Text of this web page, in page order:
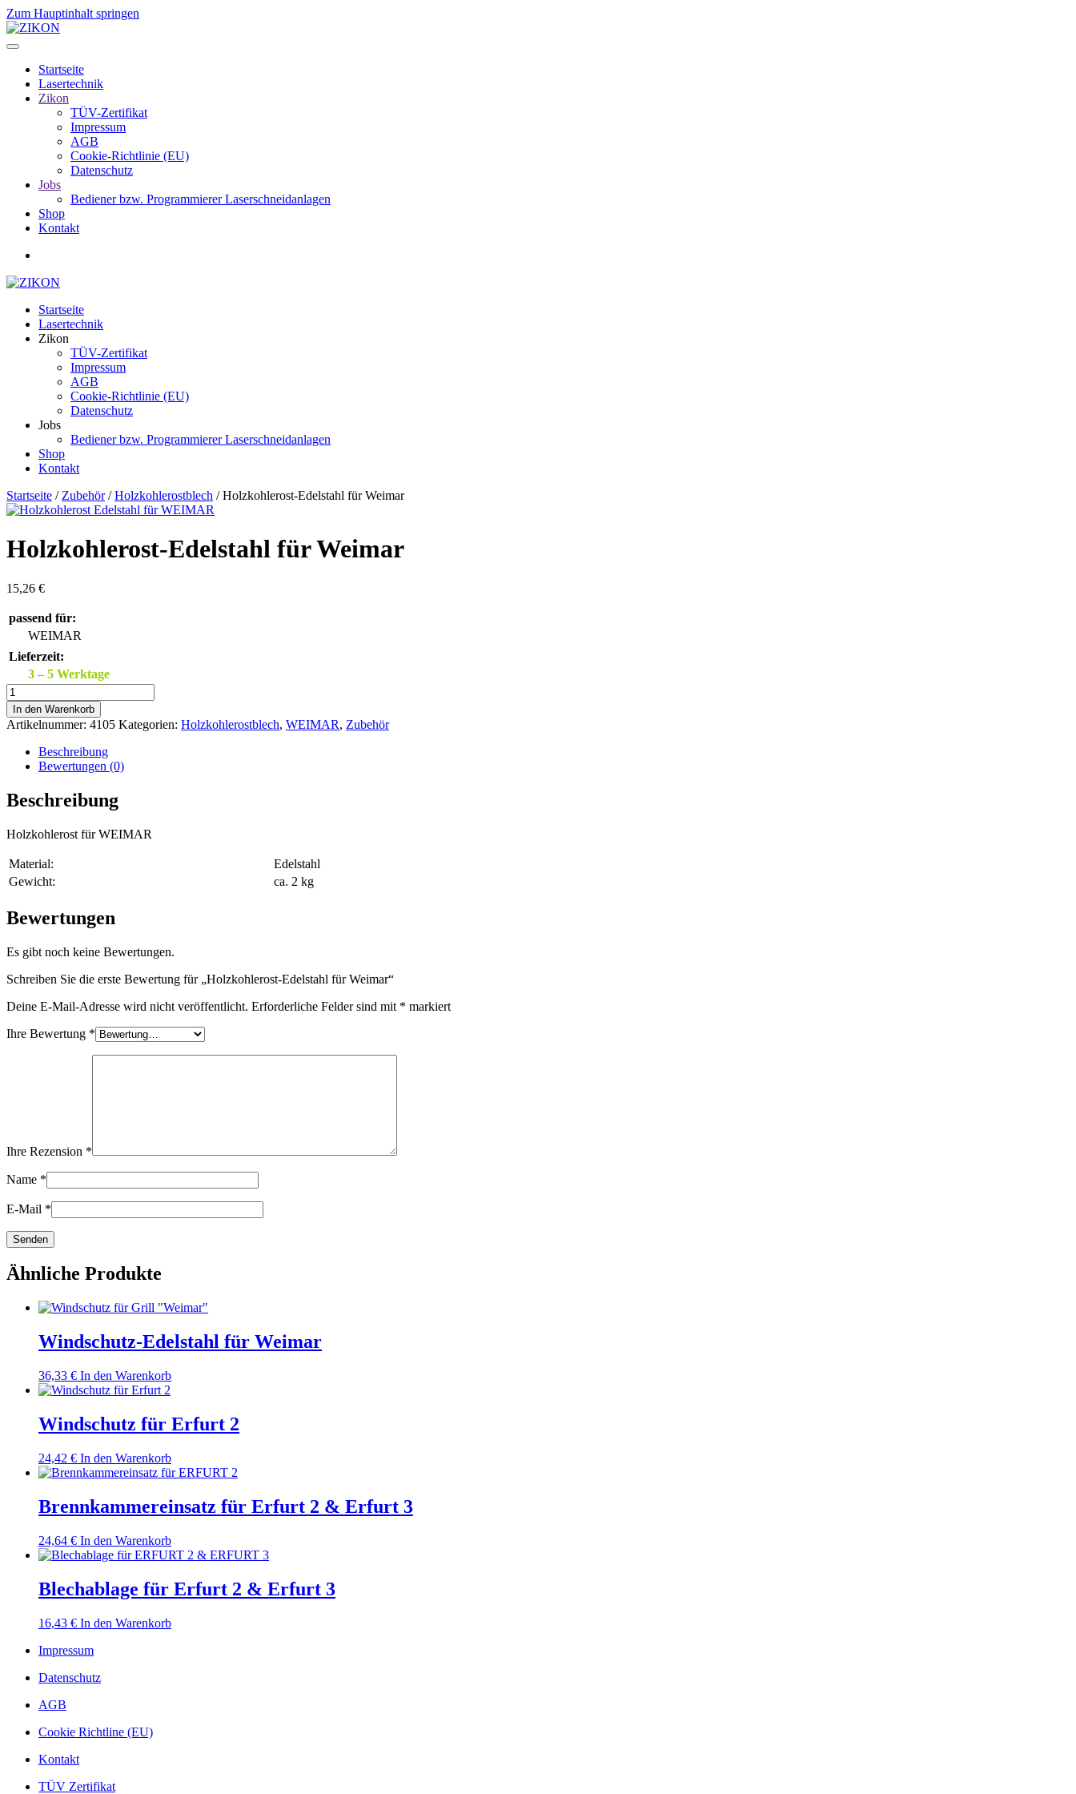
Zum Hauptinhalt springen
Startseite
Lasertechnik
Zikon
TÜV-Zertifikat
Impressum
AGB
Cookie-Richtlinie (EU)
Datenschutz
Jobs
Bediener bzw. Programmierer Laserschneidanlagen
Shop
Kontakt
Startseite
Lasertechnik
Zikon
TÜV-Zertifikat
Impressum
AGB
Cookie-Richtlinie (EU)
Datenschutz
Jobs
Bediener bzw. Programmierer Laserschneidanlagen
Shop
Kontakt
Startseite / Zubehör/Holzkohlerostblech / Holzkohlerost-Edelstahl für Weimar
Holzkohlerost-Edelstahl für Weimar
15,26 €
passend für:
WEIMAR
Lieferzeit:
3 – 5 Werktage
Holzkohlerost-
Edelstahl
für
Weimar
Menge
In den Warenkorb
Artikelnummer: 4105 Kategorien: Holzkohlerostblech, WEIMAR, Zubehör
Beschreibung
Bewertungen (0)
Beschreibung
Holzkohlerost für WEIMAR
Material:
Edelstahl
Gewicht:
ca. 2 kg
Bewertungen
Es gibt noch keine Bewertungen.
Schreiben Sie die erste Bewertung für „Holzkohlerost-Edelstahl für Weimar“
Deine E-Mail-Adresse wird nicht veröffentlicht. Erforderliche Felder sind mit * markiert
Ihre Bewertung *
Ihre Rezension *
Name *
E-Mail *
Ähnliche Produkte
Windschutz-Edelstahl für Weimar
36,33 € In den Warenkorb
Windschutz für Erfurt 2
24,42 € In den Warenkorb
Brennkammereinsatz für Erfurt 2 & Erfurt 3
24,64 € In den Warenkorb
Blechablage für Erfurt 2 & Erfurt 3
16,43 € In den Warenkorb
Impressum
Datenschutz
AGB
Cookie Richtline (EU)
Kontakt
TÜV Zertifikat